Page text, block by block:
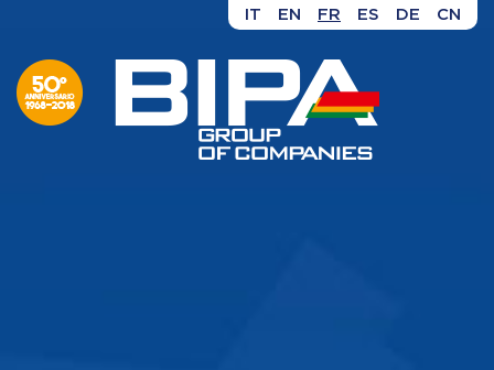
IT EN FR ES DE CN